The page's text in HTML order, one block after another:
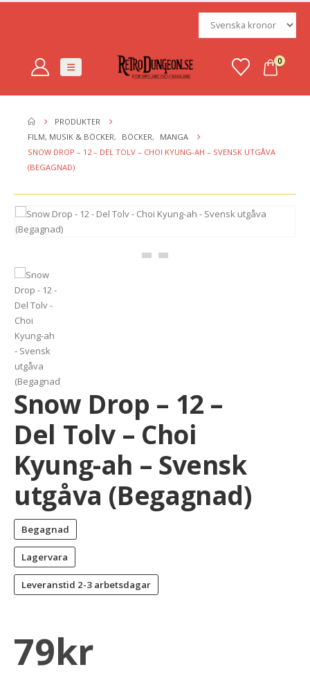
0
PRODUKTER
FILM, MUSIK & BÖCKER, BÖCKER,
MANGA
SNOW DROP – 12 – DEL TOLV – CHOI KYUNG-AH – SVENSK UTGÅVA
(BEGAGNAD)
Snow Drop – 12 –
Del Tolv – Choi
Kyung-ah – Svensk
utgåva (Begagnad)
Begagnad
Lagervara
Leveranstid 2-3 arbetsdagar
79kr